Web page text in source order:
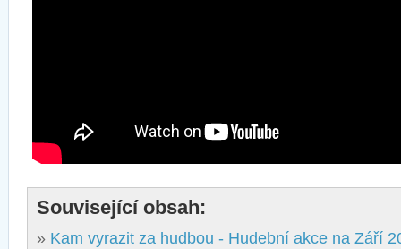
Související obsah:
» Kam vyrazit za hudbou - Hudební akce na Září